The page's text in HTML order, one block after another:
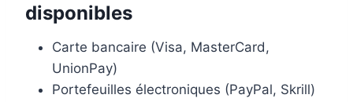
disponibles
Carte bancaire (Visa, MasterCard,
UnionPay)
Portefeuilles électroniques (PayPal, Skrill)